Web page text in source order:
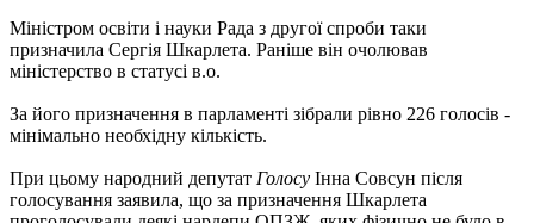
Міністром освіти і науки Рада з другої спроби таки
призначила Сергія Шкарлета. Раніше він очолював
міністерство в статусі в.о.
За його призначення в парламенті зібрали рівно 226 голосів -
мінімально необхідну кількість.
При цьому народний депутат Голосу Інна Совсун після
голосування заявила, що за призначення Шкарлета